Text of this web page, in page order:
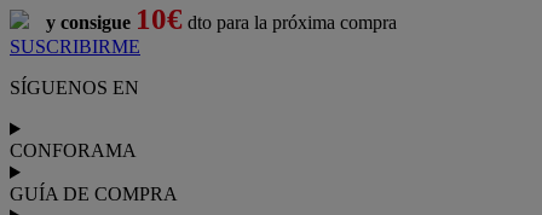
y consigue 10€ dto para la próxima compra
SUSCRIBIRME
SÍGUENOS EN
CONFORAMA
GUÍA DE COMPRA